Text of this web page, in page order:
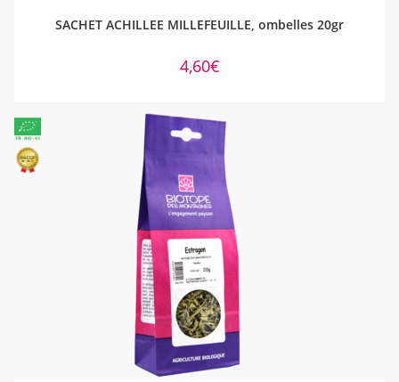
SACHET ACHILLEE MILLEFEUILLE, ombelles 20gr
4,60€